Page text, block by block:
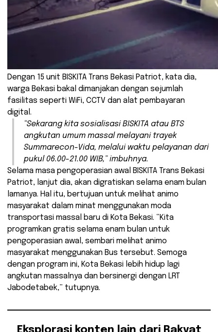
Dengan 15 unit BISKITA Trans Bekasi Patriot, kata dia,
warga Bekasi bakal dimanjakan dengan sejumlah
fasilitas seperti WiFi, CCTV dan alat pembayaran
digital.
“Sekarang kita sosialisasi BISKITA atau BTS
angkutan umum massal melayani trayek
Summarecon-Vida, melalui waktu pelayanan dari
pukul 06.00-21.00 WIB,” imbuhnya.
Selama masa pengoperasian awal BISKITA Trans Bekasi
Patriot, lanjut dia, akan digratiskan selama enam bulan
lamanya. Hal itu, bertujuan untuk melihat animo
masyarakat dalam minat menggunakan moda
transportasi massal baru di Kota Bekasi. “Kita
programkan gratis selama enam bulan untuk
pengoperasian awal, sembari melihat animo
masyarakat menggunakan Bus tersebut. Semoga
dengan program ini, Kota Bekasi lebih hidup lagi
angkutan massalnya dan bersinergi dengan LRT
Jabodetabek,” tutupnya.